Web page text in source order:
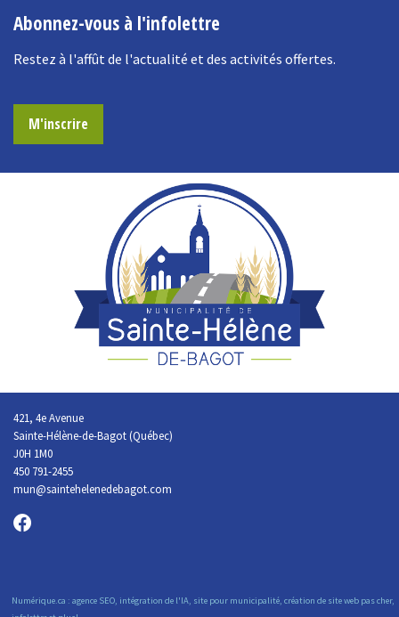
Abonnez-vous à l'infolettre
Restez à l'affût de l'actualité et des activités offertes.
M'inscrire
421, 4e Avenue
Sainte-Hélène-de-Bagot (Québec)
J0H 1M0
450 791-2455
mun@saintehelenedebagot.com
Numérique.ca :agence SEO, intégration de l'IA, site pour municipalité,création de site web pas cher,